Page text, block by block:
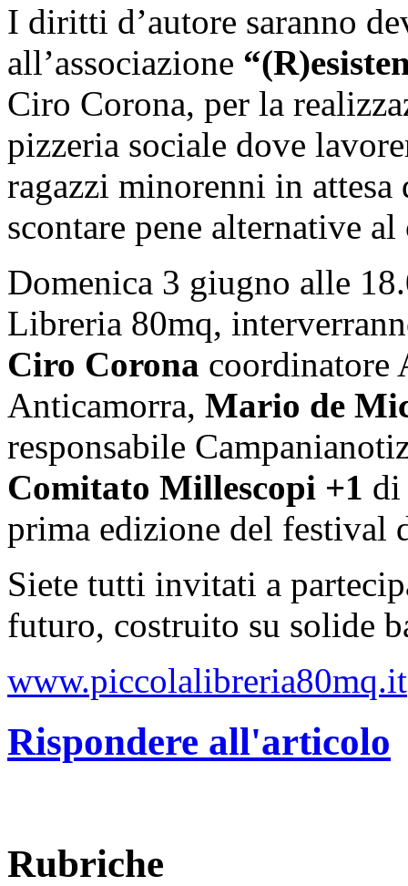
I diritti d’autore saranno
all’associazione
Ciro Corona, per la
pizzeria sociale dove
ragazzi minorenni in
scontare pene alternative al
Domenica 3 giugno alle
Libreria 80mq,
Ciro Corona coordinatore
Anticamorra, Mario de
responsabile
Comitato Millescopi +1 di
prima edizione del festival
Siete tutti invitati a
futuro, costruito su solide
www.piccolalibreria80mq.it
Rispondere all'articolo
Rubriche